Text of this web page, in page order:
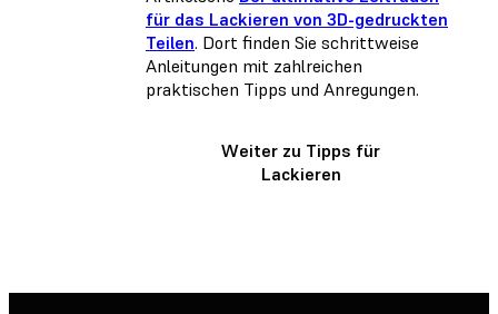
für das Lackieren von 3D-gedruckten
Teilen. Dort finden Sie schrittweise
Anleitungen mit zahlreichen
praktischen Tipps und Anregungen.
Weiter zu Tipps für
Lackieren